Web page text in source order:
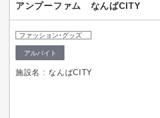
アンプーファム なんばCITY
ファッション･グッズ
アルバイト
施設名 : なんばCITY